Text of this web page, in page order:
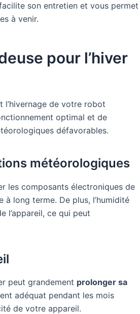
son entretien et vous permet
à venir.
pour l’hiver
l’hivernage de votre robot
optimal et de
défavorables.
météorologiques
les composants électroniques de
long terme. De plus, l’humidité
l’appareil, ce qui peut
peut grandement prolonger sa
adéquat pendant les mois
de votre appareil.